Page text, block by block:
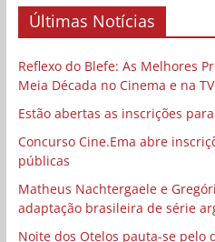
Últimas Notícias
Reflexo do Blefe: As Melhores
Meia Década no Cinema e na TV
Estão abertas as inscrições
Concurso Cine.Ema abre
públicas
Matheus Nachtergaele e
adaptação brasileira de série
Noite dos Otelos pauta-se